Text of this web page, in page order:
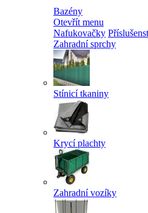
Bazény
Otevřít menu
Nafukovačky
Zahradní sprchy
Stínicí tkaniny
Krycí plachty
Zahradní vozíky